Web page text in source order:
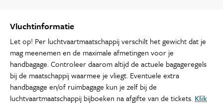
Vluchtinformatie
Let op! Per luchtvaartmaatschappij verschilt het gewicht dat je
mag meenemen en de maximale afmetingen voor je
handbagage. Controleer daarom altijd de actuele bagageregels
bij de maatschappij waarmee je vliegt. Eventuele extra
handbagage en/of ruimbagage kun je zelf bij de
luchtvaartmaatschappij bijboeken na afgifte van de tickets. Klik